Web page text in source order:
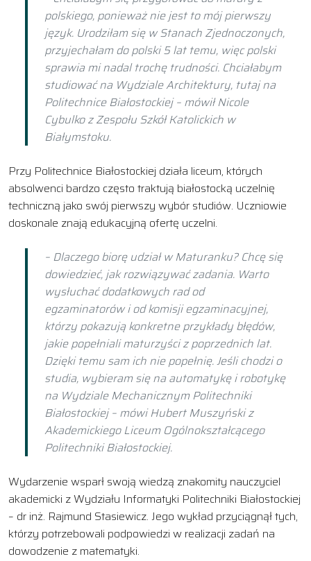
polskiego, ponieważ nie jest to mój pierwszy
język. Urodziłam się w Stanach Zjednoczonych,
przyjechałam do polski 5 lat temu, więc polski
sprawia mi nadal trochę trudności. Chciałabym
studiować na Wydziale Architektury, tutaj na
Politechnice Białostockiej – mówił Nicole
Cybulko z Zespołu Szkół Katolickich w
Białymstoku.
Przy Politechnice Białostockiej działa liceum, których
absolwenci bardzo często traktują białostocką uczelnię
techniczną jako swój pierwszy wybór studiów. Uczniowie
doskonale znają edukacyjną ofertę uczelni.
– Dlaczego biorę udział w Maturanku? Chcę się
dowiedzieć, jak rozwiązywać zadania. Warto
wysłuchać dodatkowych rad od
egzaminatorów i od komisji egzaminacyjnej,
którzy pokazują konkretne przykłady błędów,
jakie popełniali maturzyści z poprzednich lat.
Dzięki temu sam ich nie popełnię. Jeśli chodzi o
studia, wybieram się na automatykę i robotykę
na Wydziale Mechanicznym Politechniki
Białostockiej – mówi Hubert Muszyński z
Akademickiego Liceum Ogólnokształcącego
Politechniki Białostockiej.
Wydarzenie wsparł swoją wiedzą znakomity nauczyciel
akademicki z Wydziału Informatyki Politechniki Białostockiej
– dr inż. Rajmund Stasiewicz. Jego wykład przyciągnął tych,
którzy potrzebowali podpowiedzi w realizacji zadań na
dowodzenie z matematyki.